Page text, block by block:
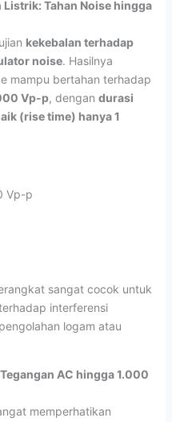
Tahan Noise hingga
kekebalan terhadap
noise. Hasilnya
mampu bertahan terhadap
Vp-p, dengan durasi
(rise time) hanya 1
Vp-p
sangat cocok untuk
interferensi
logam atau
AC hingga 1.000
memperhatikan